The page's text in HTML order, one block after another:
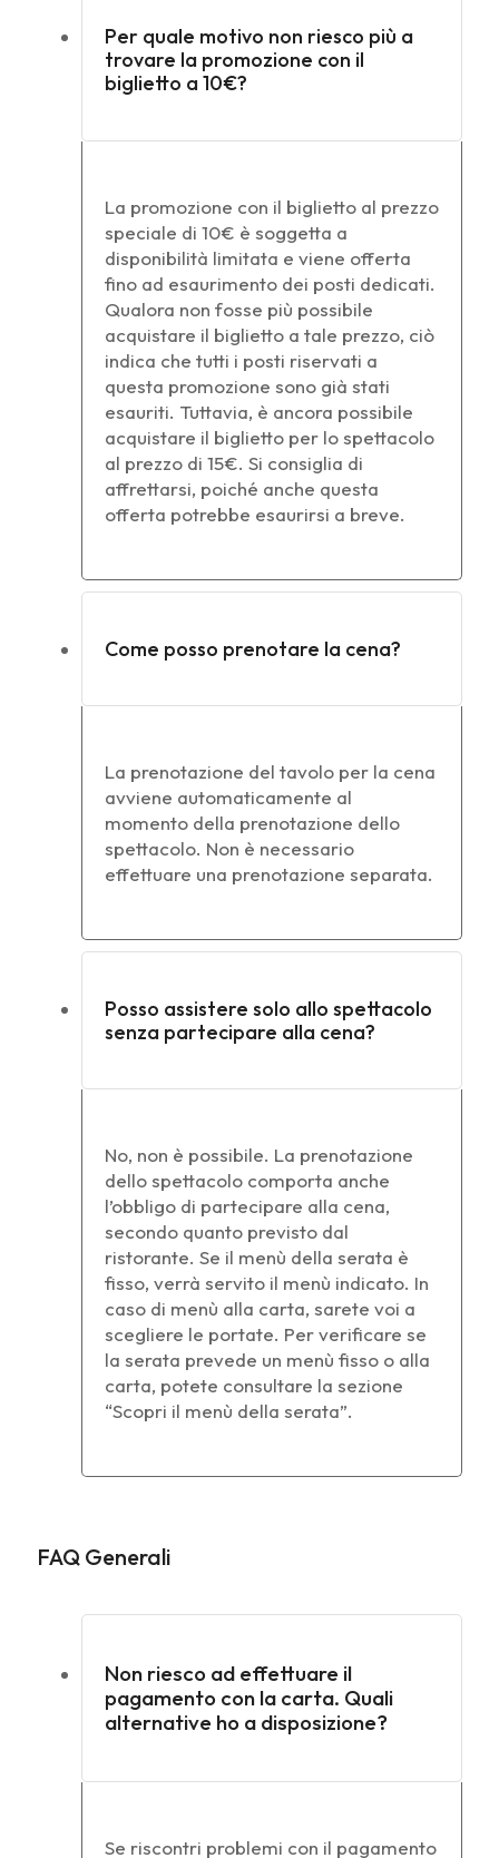
Per quale motivo non riesco più a
trovare la promozione con il
biglietto a 10€?
La promozione con il biglietto al prezzo
speciale di 10€ è soggetta a
disponibilità limitata e viene offerta
fino ad esaurimento dei posti dedicati.
Qualora non fosse più possibile
acquistare il biglietto a tale prezzo, ciò
indica che tutti i posti riservati a
questa promozione sono già stati
esauriti. Tuttavia, è ancora possibile
acquistare il biglietto per lo spettacolo
al prezzo di 15€. Si consiglia di
affrettarsi, poiché anche questa
offerta potrebbe esaurirsi a breve.
Come posso prenotare la cena?
La prenotazione del tavolo per la cena
avviene automaticamente al
momento della prenotazione dello
spettacolo. Non è necessario
effettuare una prenotazione separata.
Posso assistere solo allo spettacolo
senza partecipare alla cena?
No, non è possibile. La prenotazione
dello spettacolo comporta anche
l’obbligo di partecipare alla cena,
secondo quanto previsto dal
ristorante. Se il menù della serata è
fisso, verrà servito il menù indicato. In
caso di menù alla carta, sarete voi a
scegliere le portate. Per verificare se
la serata prevede un menù fisso o alla
carta, potete consultare la sezione
“Scopri il menù della serata”.
FAQ Generali
Non riesco ad effettuare il
pagamento con la carta. Quali
alternative ho a disposizione?
Se riscontri problemi con il pagamento